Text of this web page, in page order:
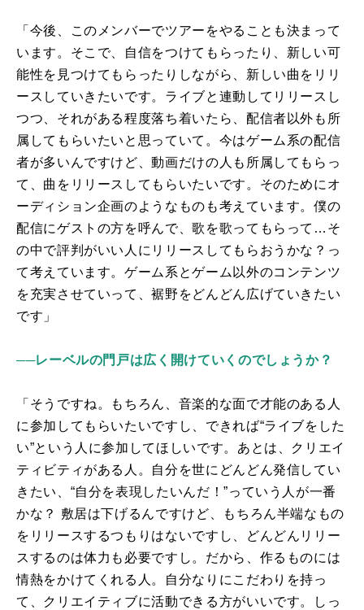
「今後、このメンバーでツアーをやることも決まって
います。そこで、自信をつけてもらったり、新しい可
能性を見つけてもらったりしながら、新しい曲をリリ
ースしていきたいです。ライブと連動してリリースし
つつ、それがある程度落ち着いたら、配信者以外も所
属してもらいたいと思っていて。今はゲーム系の配信
者が多いんですけど、動画だけの人も所属してもらっ
て、曲をリリースしてもらいたいです。そのためにオ
ーディション企画のようなものも考えています。僕の
配信にゲストの方を呼んで、歌を歌ってもらって…そ
の中で評判がいい人にリリースしてもらおうかな？っ
て考えています。ゲーム系とゲーム以外のコンテンツ
を充実させていって、裾野をどんどん広げていきたい
です」
──レーベルの門戸は広く開けていくのでしょうか？
「そうですね。もちろん、音楽的な面で才能のある人
に参加してもらいたいですし、できれば“ライブをした
い”という人に参加してほしいです。あとは、クリエイ
ティビティがある人。自分を世にどんどん発信してい
きたい、“自分を表現したいんだ！”っていう人が一番
かな？ 敷居は下げるんですけど、もちろん半端なもの
をリリースするつもりはないですし、どんどんリリー
スするのは体力も必要ですし。だから、作るものには
情熱をかけてくれる人。自分なりにこだわりを持っ
て、クリエイティブに活動できる方がいいです。しっ